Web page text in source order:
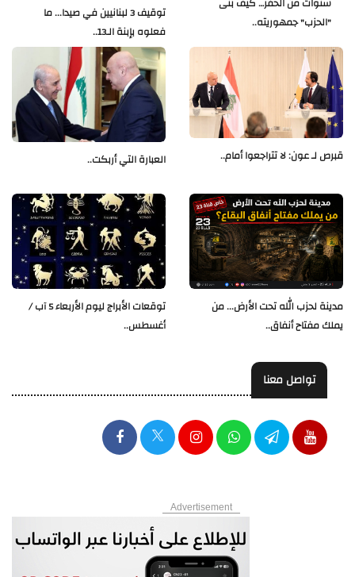
توقيف 3 لبنانيين في صيدا... ما
فعلوه بإبنة الـ13..
سنوات من الحفر… كيف بنى
"الحزب" جمهوريته..
العبارة التي أربكت.. قبرص لـ عون: لا تتراجعوا أمام..
توقعات الأبراج ليوم الأربعاء 5 آب /
أغسطس..
مدينة لحزب الله تحت الأرض... من
يملك مفتاح أنفاق..
تواصل معنا
Advertisement